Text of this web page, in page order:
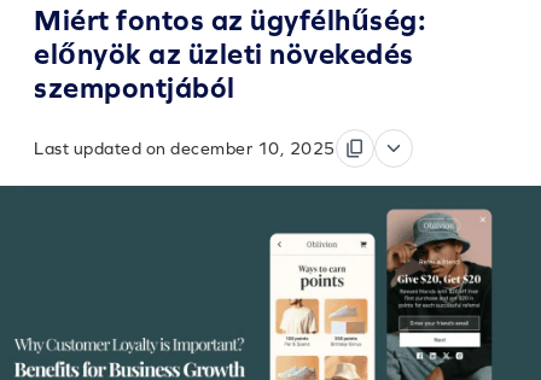
Miért fontos az ügyfélhűség:
előnyök az üzleti növekedés
szempontjából
Last updated on december 10, 2025